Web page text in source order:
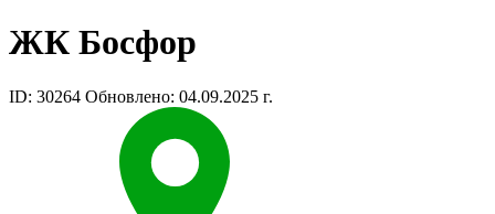
ЖК Босфор
ID: 30264 Обновлено: 04.09.2025 г.